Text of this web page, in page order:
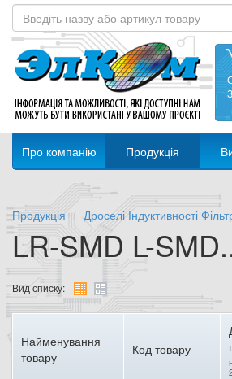
Про компанію Продукція
Продукція Дроселі Індуктивності
LR-SMD L-
Вид списку:
Найменування
товару
Код товару